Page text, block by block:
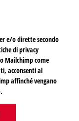
e/o dirette secondo
di privacy
Mailchimp come
acconsenti al
affinché vengano
.